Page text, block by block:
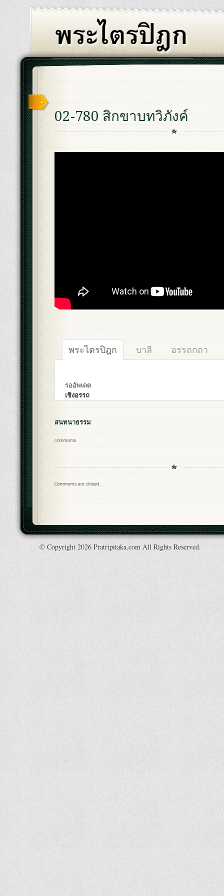
02-780 สิกขาบทวิภังค์
พระไตรปิฎก บาลี อรรถกถา
รออัพเดต
เชิงอรรถ
สนทนาธรรม
comments
Comments are closed.
© Copyright 2026 Pratripitaka.com All Rights Reserved.